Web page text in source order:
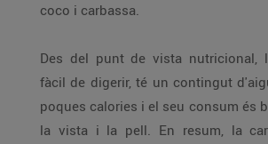
coco i carbassa.
Des del punt de vista nutricional,
fàcil de digerir, té un contingut
poques calories i el seu consum és
la vista i la pell. En resum, la